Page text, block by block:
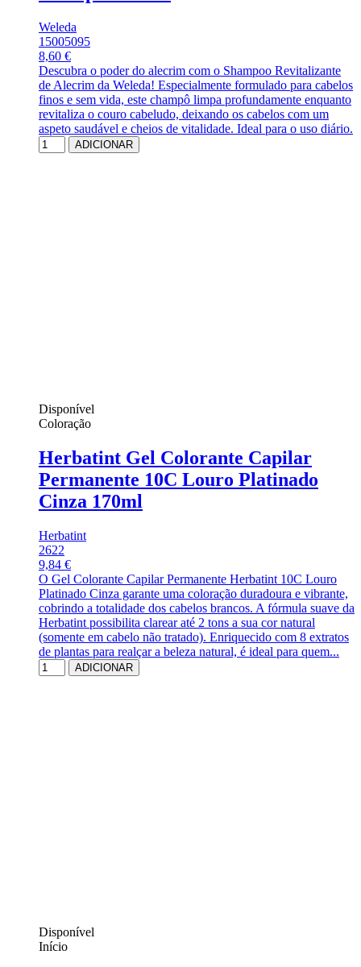
Weleda
15005095
8,60 €
Descubra o poder do alecrim com o Shampoo Revitalizante
de Alecrim da Weleda! Especialmente formulado para cabelos
finos e sem vida, este champô limpa profundamente enquanto
revitaliza o couro cabeludo, deixando os cabelos com um
aspeto saudável e cheios de vitalidade. Ideal para o uso diário.
ADICIONAR
Disponível
Coloração
Herbatint Gel Colorante Capilar
Permanente 10C Louro Platinado
Cinza 170ml
Herbatint
2622
9,84 €
O Gel Colorante Capilar Permanente Herbatint 10C Louro
Platinado Cinza garante uma coloração duradoura e vibrante,
cobrindo a totalidade dos cabelos brancos. A fórmula suave da
Herbatint possibilita clarear até 2 tons a sua cor natural
(somente em cabelo não tratado). Enriquecido com 8 extratos
de plantas para realçar a beleza natural, é ideal para quem...
ADICIONAR
Disponível
Início